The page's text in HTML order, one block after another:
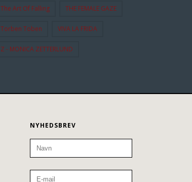
The Art Of Falling THE FEMALE GAZE
Torben Toben VIVA LA FRIDA
Z - MONICA ZETTERLUND
NYHEDSBREV